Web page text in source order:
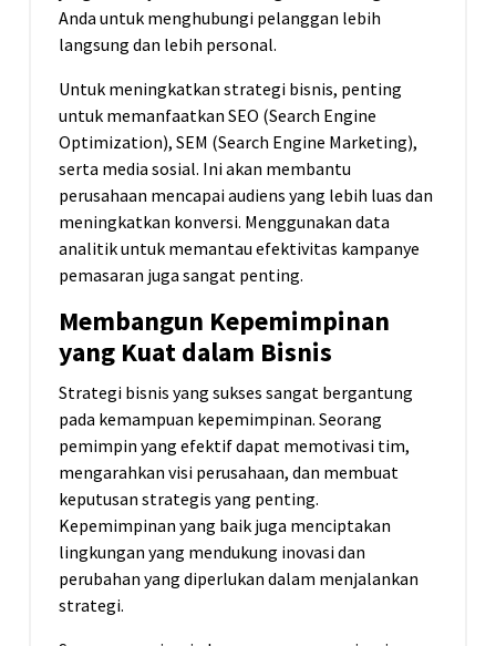
Anda untuk menghubungi pelanggan lebih
langsung dan lebih personal.
Untuk meningkatkan strategi bisnis, penting
untuk memanfaatkan SEO (Search Engine
Optimization), SEM (Search Engine Marketing),
serta media sosial. Ini akan membantu
perusahaan mencapai audiens yang lebih luas dan
meningkatkan konversi. Menggunakan data
analitik untuk memantau efektivitas kampanye
pemasaran juga sangat penting.
Membangun Kepemimpinan
yang Kuat dalam Bisnis
Strategi bisnis yang sukses sangat bergantung
pada kemampuan kepemimpinan. Seorang
pemimpin yang efektif dapat memotivasi tim,
mengarahkan visi perusahaan, dan membuat
keputusan strategis yang penting.
Kepemimpinan yang baik juga menciptakan
lingkungan yang mendukung inovasi dan
perubahan yang diperlukan dalam menjalankan
strategi.